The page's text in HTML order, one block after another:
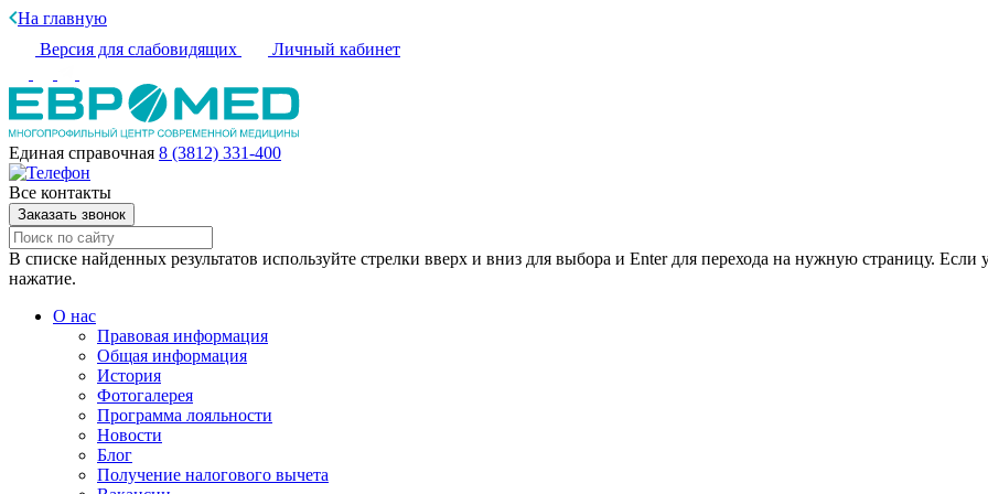
На главную
Версия для слабовидящих
Личный кабинет
Единая справочная 8 (3812) 331-400
Все контакты
Заказать звонок
В списке найденных результатов используйте стрелки вверх и вниз для выбора и Enter для перехода на нужную страницу.
нажатие.
О нас
Правовая информация
Общая информация
История
Фотогалерея
Программа лояльности
Новости
Блог
Получение налогового вычета